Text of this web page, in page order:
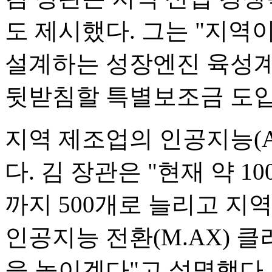
도 제시했다. 그는 "지역
설계하는 성장엔진 육성
뒷받침할 특별보조금 도
지역 제조업의 인공지능
다. 김 장관은 "현재 약
까지 500개로 늘리고 지
인공지능 전환(M.AX) 클